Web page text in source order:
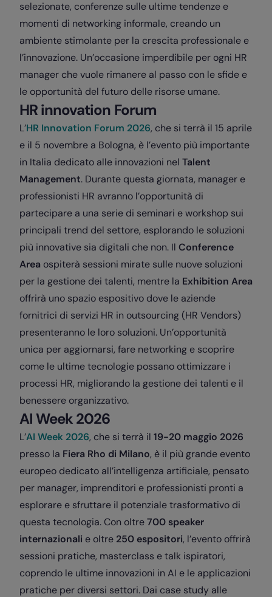
selezionate, conferenze sulle ultime tendenze e
momenti di networking informale, creando un
ambiente stimolante per la crescita professionale e
l’innovazione. Un’occasione imperdibile per ogni HR
manager che vuole rimanere al passo con le sfide e
le opportunità del futuro delle risorse umane.
HR innovation Forum
L’HR Innovation Forum 2026, che si terrà il 15 aprile
e il 5 novembre a Bologna, è l’evento più importante
in Italia dedicato alle innovazioni nel Talent
Management. Durante questa giornata, manager e
professionisti HR avranno l’opportunità di
partecipare a una serie di seminari e workshop sui
principali trend del settore, esplorando le soluzioni
più innovative sia digitali che non. Il Conference
Area ospiterà sessioni mirate sulle nuove soluzioni
per la gestione dei talenti, mentre la Exhibition Area
offrirà uno spazio espositivo dove le aziende
fornitrici di servizi HR in outsourcing (HR Vendors)
presenteranno le loro soluzioni. Un’opportunità
unica per aggiornarsi, fare networking e scoprire
come le ultime tecnologie possano ottimizzare i
processi HR, migliorando la gestione dei talenti e il
benessere organizzativo.
AI Week 2026
L’AI Week 2026, che si terrà il 19-20 maggio 2026
presso la Fiera Rho di Milano, è il più grande evento
europeo dedicato all’intelligenza artificiale, pensato
per manager, imprenditori e professionisti pronti a
esplorare e sfruttare il potenziale trasformativo di
questa tecnologia. Con oltre700 speaker
internazionali e oltre 250 espositori, l’evento offrirà
sessioni pratiche, masterclass e talk ispiratori,
coprendo le ultime innovazioni in AI e le applicazioni
pratiche per diversi settori. Dai case study alle